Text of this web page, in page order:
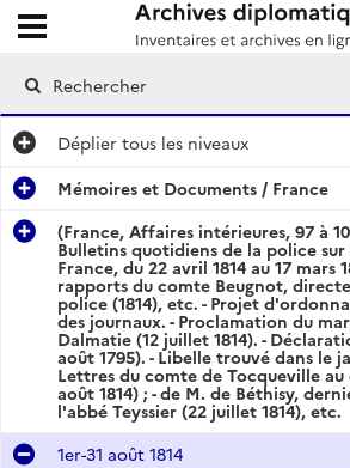
Archives diplomatiques
Ouvrir le menu déroulant
Déplier tous les niveaux
Mémoires et Documents / France
(France, Affaires intérieures, 97 à
Bulletins quotidiens de la police
France, du 22 avril 1814 au 17 mars
rapports du comte Beugnot,
police (1814), etc. - Projet
des journaux. - Proclamation du
Dalmatie (12 juillet 1814). -
août 1795). - Libelle trouvé dans le
Lettres du comte de Tocqueville
août 1814) ; - de M. de Béthisy,
l'abbé Teyssier (22 juillet 1814), etc.
1er-31 août 1814